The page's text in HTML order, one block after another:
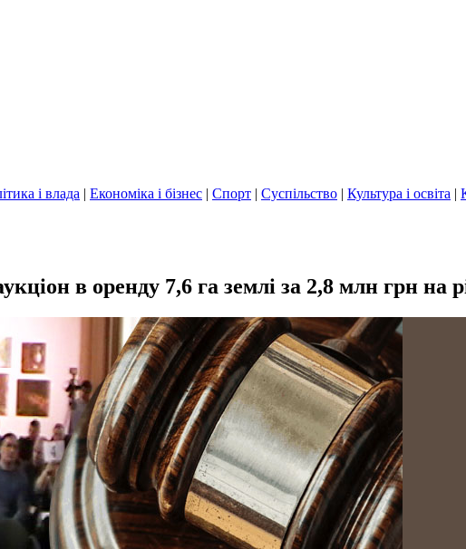
і влада | Економіка і бізнес | Спорт | Суспільство | Культура і освіта |
в оренду 7,6 га землі за 2,8 млн грн на